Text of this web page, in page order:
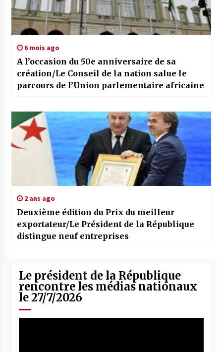
6 mois ago
A l’occasion du 50e anniversaire de sa
création/Le Conseil de la nation salue le
parcours de l’Union parlementaire africaine
2 ans ago
Deuxième édition du Prix du meilleur
exportateur/Le Président de la République
Le président de la République
rencontre les médias nationaux
le 27/7/2026